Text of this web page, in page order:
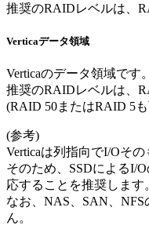
推奨のRAIDレベルは、
Verticaデータ領域
Verticaのデータ領域です。
推奨のRAIDレベルは、
(RAID 50またはRAID 5
(参考)
Verticaは列指向でI/Oそ
そのため、SSDによるI/
応することを推奨します
なお、NAS、SAN、
ん。